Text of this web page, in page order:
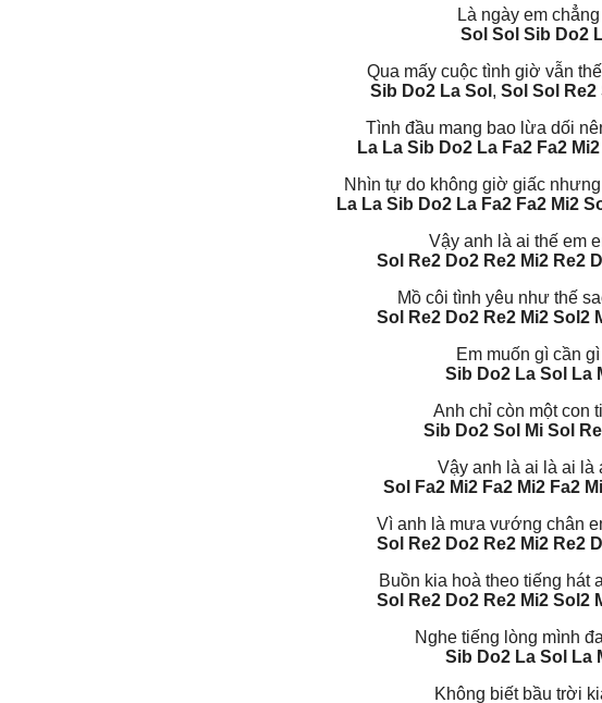
Là ngày em
Sol Sol Sib Do2
Qua mấy cuộc tình giờ vẫn
Sib Do2 La Sol ,Sol Sol Re2
Tình đầu mang bao lừa dối
La La Sib Do2 La Fa2 Fa2
Nhìn tự do không giờ giấc
La La Sib Do2 La Fa2 Fa2 Mi2
Vậy anh là ai thế em
Sol Re2 Do2 Re2 Mi2 Re2
Mồ côi tình yêu như thế
Sol Re2 Do2 Re2 Mi2 Sol2
Em muốn gì cần
Sib Do2 La Sol La
Anh chỉ còn một con
Sib Do2 Sol Mi Sol
Vậy anh là ai là ai là
Sol Fa2 Mi2 Fa2 Mi2 Fa2
Vì anh là mưa vướng chân
Sol Re2 Do2 Re2 Mi2 Re2
Buồn kia hoà theo tiếng hát
Sol Re2 Do2 Re2 Mi2 Sol2
Nghe tiếng lòng mình
Sib Do2 La Sol La
Không biết bầu trời